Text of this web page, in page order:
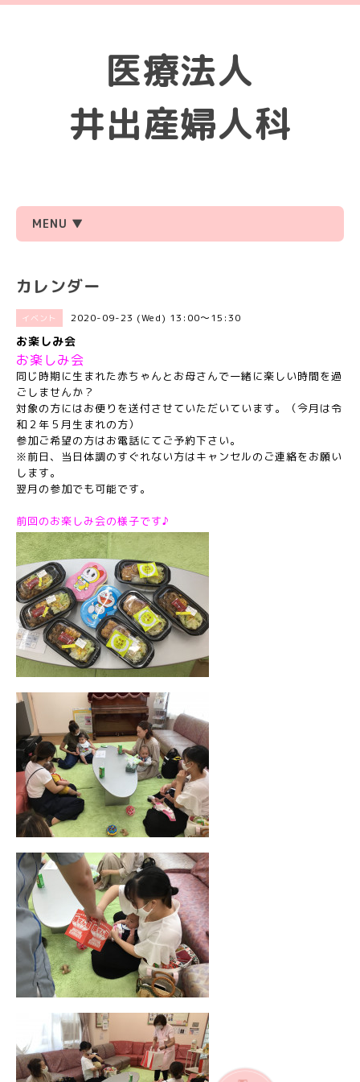
医療法人
井出産婦人科
MENU ▼
カレンダー
イベント 2020-09-23 (Wed) 13:00～15:30
お楽しみ会
お楽しみ会
同じ時期に生まれた赤ちゃんとお母さんで一緒に楽しい時間を過
ごしませんか？
対象の方にはお便りを送付させていただいています。（今月は令
和２年５月生まれの方）
参加ご希望の方はお電話にてご予約下さい。
※前日、当日体調のすぐれない方はキャンセルのご連絡をお願い
します。
翌月の参加でも可能です。
前回のお楽しみ会の様子です♪